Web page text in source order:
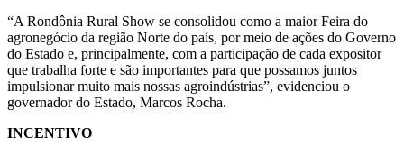
“A Rondônia Rural Show se consolidou como a maior Feira do
agronegócio da região Norte do país, por meio de ações do Governo
do Estado e, principalmente, com a participação de cada expositor
que trabalha forte e são importantes para que possamos juntos
impulsionar muito mais nossas agroindústrias”, evidenciou o
governador do Estado, Marcos Rocha.
INCENTIVO